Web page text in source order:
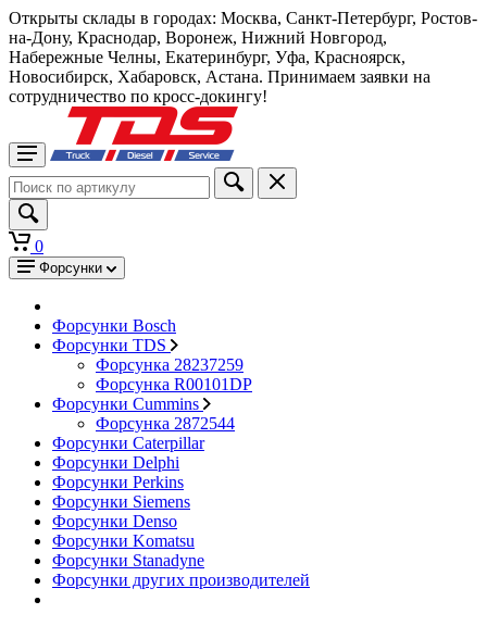
Открыты склады в городах: Москва, Санкт-Петербург, Ростов-
на-Дону, Краснодар, Воронеж, Нижний Новгород,
Набережные Челны, Екатеринбург, Уфа, Красноярск,
Новосибирск, Хабаровск, Астана. Принимаем заявки на
сотрудничество по кросс-докингу!
0
Форсунки
Форсунки Bosch
Форсунки TDS
Форсунка 28237259
Форсунка R00101DP
Форсунки Cummins
Форсунка 2872544
Форсунки Caterpillar
Форсунки Delphi
Форсунки Perkins
Форсунки Siemens
Форсунки Denso
Форсунки Komatsu
Форсунки Stanadyne
Форсунки других производителей